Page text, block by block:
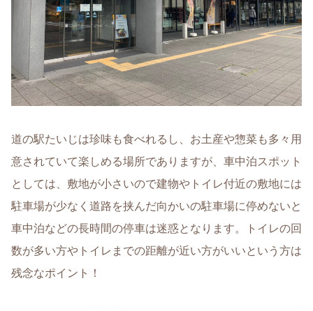
道の駅たいじは珍味も食べれるし、お土産や惣菜も多々用
意されていて楽しめる場所でありますが、車中泊スポット
としては、敷地が小さいので建物やトイレ付近の敷地には
駐車場が少なく道路を挟んだ向かいの駐車場に停めないと
車中泊などの長時間の停車は迷惑となります。トイレの回
数が多い方やトイレまでの距離が近い方がいいという方は
残念なポイント！